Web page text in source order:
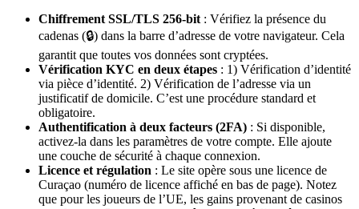
Chiffrement SSL/TLS 256-bit : Vérifiez la présence du
cadenas (🔒) dans la barre d’adresse de votre navigateur. Cela
garantit que toutes vos données sont cryptées.
Vérification KYC en deux étapes : 1) Vérification d’identité
via pièce d’identité. 2) Vérification de l’adresse via un
justificatif de domicile. C’est une procédure standard et
obligatoire.
Authentification à deux facteurs (2FA) : Si disponible,
activez-la dans les paramètres de votre compte. Elle ajoute
une couche de sécurité à chaque connexion.
Licence et régulation : Le site opère sous une licence de
Curaçao (numéro de licence affiché en bas de page). Notez
que pour les joueurs de l’UE, les gains provenant de casinos